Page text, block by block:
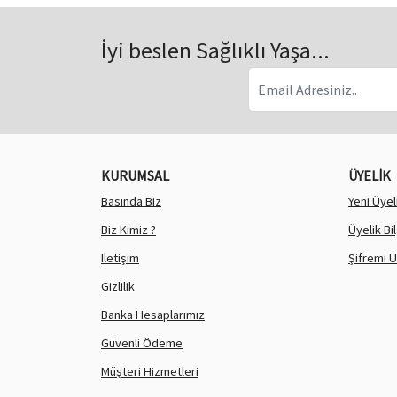
İyi beslen Sağlıklı Yaşa...
KURUMSAL
Basında Biz
Biz Kimiz ?
İletişim
Gizlilik
Banka Hesaplarımız
Güvenli Ödeme
Müşteri Hizmetleri
ÜYELİK
Yeni
Üyelik
Şifremi